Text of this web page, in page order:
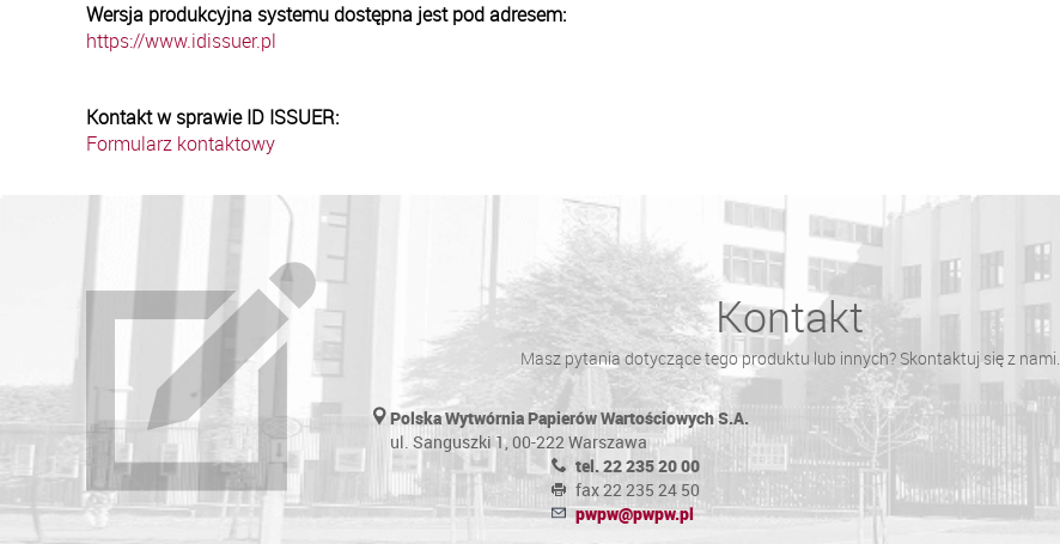
Wersja produkcyjna systemu dostępna jest pod adresem:
https://www.idissuer.pl
Kontakt w sprawie ID ISSUER:
Formularz kontaktowy
Kontakt
Masz pytania dotyczące tego produktu lub innych? Skontaktuj się z nami.
Polska Wytwórnia Papierów Wartościowych S.A.
ul. Sanguszki 1, 00-222 Warszawa
tel. 22 235 20 00
fax 22 235 24 50
pwpw@pwpw.pl